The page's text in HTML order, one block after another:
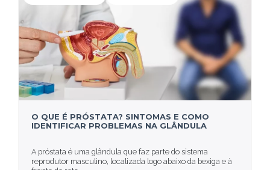
O QUE É PRÓSTATA? SINTOMAS E COMO
IDENTIFICAR PROBLEMAS NA GLÂNDULA
A próstata é uma glândula que faz parte do sistema
reprodutor masculino, localizada logo abaixo da bexiga e à